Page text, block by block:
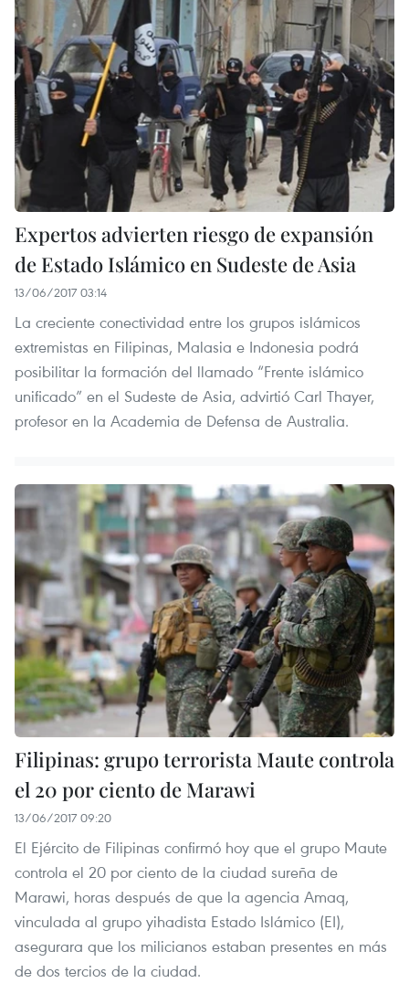
Expertos advierten riesgo de expansión
de Estado Islámico en Sudeste de Asia
13/06/2017 03:14
La creciente conectividad entre los grupos islámicos
extremistas en Filipinas, Malasia e Indonesia podrá
posibilitar la formación del llamado “Frente islámico
unificado” en el Sudeste de Asia, advirtió Carl Thayer,
profesor en la Academia de Defensa de Australia.
Filipinas: grupo terrorista Maute controla
el 20 por ciento de Marawi
13/06/2017 09:20
El Ejército de Filipinas confirmó hoy que el grupo Maute
controla el 20 por ciento de la ciudad sureña de
Marawi, horas después de que la agencia Amaq,
vinculada al grupo yihadista Estado Islámico (EI),
asegurara que los milicianos estaban presentes en más
de dos tercios de la ciudad.